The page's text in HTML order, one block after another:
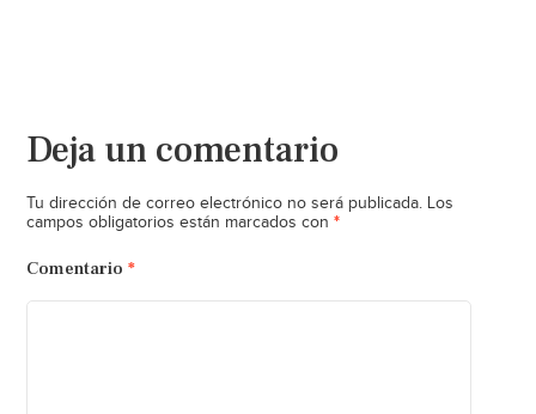
Deja un comentario
Tu dirección de correo electrónico no será publicada. Los
campos obligatorios están marcados con *
Comentario *